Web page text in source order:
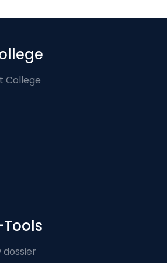
College
dossier